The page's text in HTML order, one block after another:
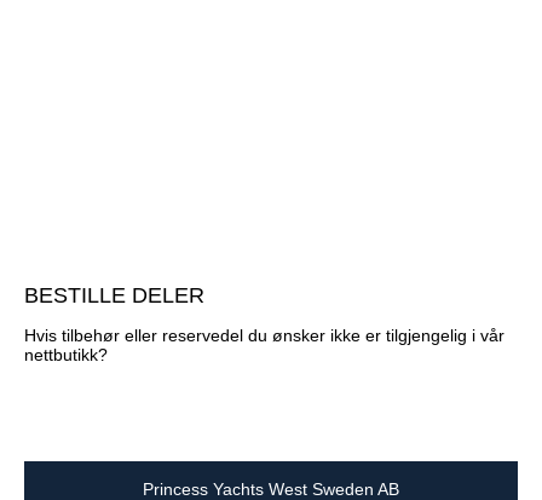
BESTILLE DELER
Hvis tilbehør eller reservedel du ønsker ikke er tilgjengelig i vår
nettbutikk?
Princess Yachts West Sweden AB